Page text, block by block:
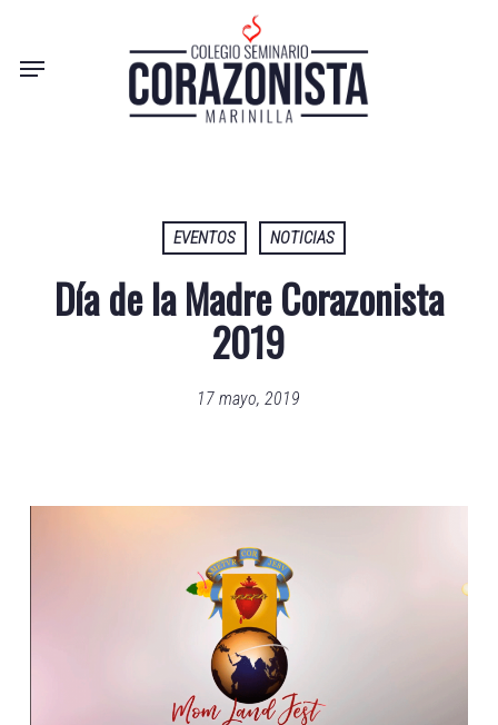
mainMenu
EVENTOS NOTICIAS
Día de la Madre Corazonista
2019
17 mayo, 2019